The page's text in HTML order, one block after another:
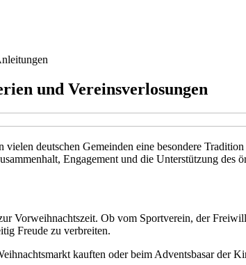
und Vereinsverlosungen
deutschen Gemeinden eine besondere
Engagement und die Unterstützung des
Vorweihnachtszeit. Ob vom Sportverein, der
Freude zu verbreiten.
kauften oder beim Adventsbasar der